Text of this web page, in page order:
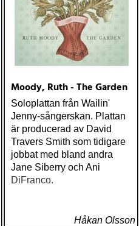
Moody, Ruth - The Garden
Soloplattan från Wailin'
Jenny-sångerskan. Plattan
är producerad av David
Travers Smith som tidigare
jobbat med bland andra
Jane Siberry och Ani
DiFranco.
Håkan Olsson